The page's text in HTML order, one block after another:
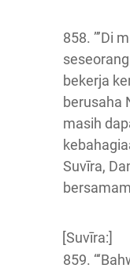
858. ”’Di
bekerja
berusaha
masih
Suvīra,
[Suvīra:]
859.